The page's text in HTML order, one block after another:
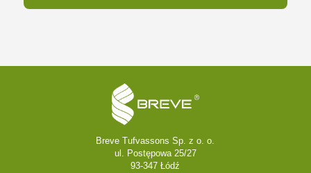
Breve Tufvassons Sp. z o. o.
ul. Postępowa 25/27
93-347 Łódź